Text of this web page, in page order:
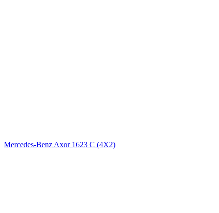
Mercedes-Benz Axor 1623 C (4X2)